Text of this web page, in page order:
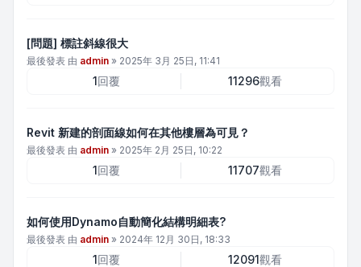
[問題] 標註斜線很大
最後發表 由 admin » 2025年 3月 25日, 11:41
1回覆 11296觀看
Revit 新建的剖面線如何在其他樓層為可見？
最後發表 由 admin » 2025年 2月 25日, 10:22
1回覆 11707觀看
如何使用Dynamo自動簡化結構明細表?
最後發表 由 admin » 2024年 12月 30日, 18:33
1回覆 12091觀看